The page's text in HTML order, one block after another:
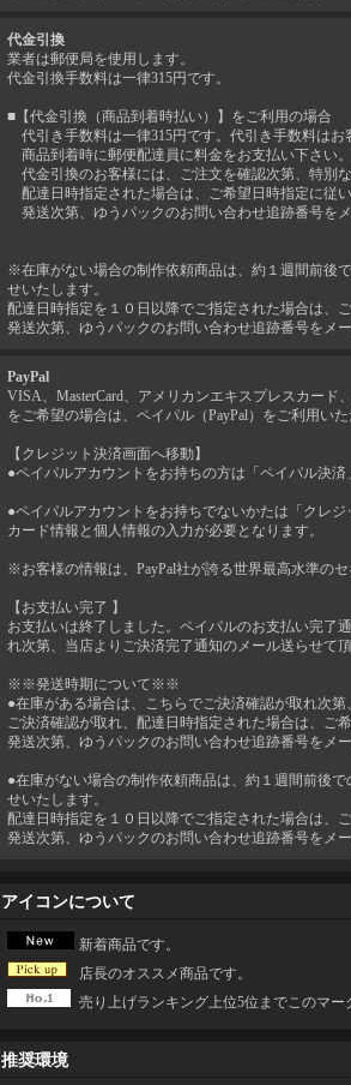
代金引換
業者は郵便局を使用します。
代金引換手数料は一律315円です。
■【代金引換（商品到着時払い）】をご利用の場合
代引き手数料は一律315円です。代引き手数料はお
商品到着時に郵便配達員に料金をお支払い下さい。
代金引換のお客様には、ご注文を確認次第、特別
配達日時指定された場合は、ご希望日時指定に従い
発送次第、ゆうパックのお問い合わせ追跡番号を
※在庫がない場合の制作依頼商品は、約１週間前後
せいたします。
配達日時指定を１０日以降でご指定された場合は、
発送次第、ゆうパックのお問い合わせ追跡番号をメ
PayPal
VISA、MasterCard、アメリカンエキスプレスカー
をご希望の場合は、ペイパル（PayPal）をご利用いた
【クレジット決済画面へ移動】
●ペイパルアカウントをお持ちの方は「ペイパル決済
●ペイパルアカウントをお持ちでないかたは「クレ
カード情報と個人情報の入力が必要となります。
※お客様の情報は、PayPal社が誇る世界最高水準のセ
【お支払い完了 】
お支払いは終了しました。ペイパルのお支払い完了
れ次第、当店よりご決済完了通知のメール送らせて頂
※※発送時期について※※
●在庫がある場合は、こちらでご決済確認が取れ次
ご決済確認が取れ、配達日時指定された場合は、ご
発送次第、ゆうパックのお問い合わせ追跡番号をメ
●在庫がない場合の制作依頼商品は、約１週間前後
せいたします。
配達日時指定を１０日以降でご指定された場合は、
発送次第、ゆうパックのお問い合わせ追跡番号をメ
アイコンについて
新着商品です。
店長のオススメ商品です。
売り上げランキング上位5位までこのマー
推奨環境